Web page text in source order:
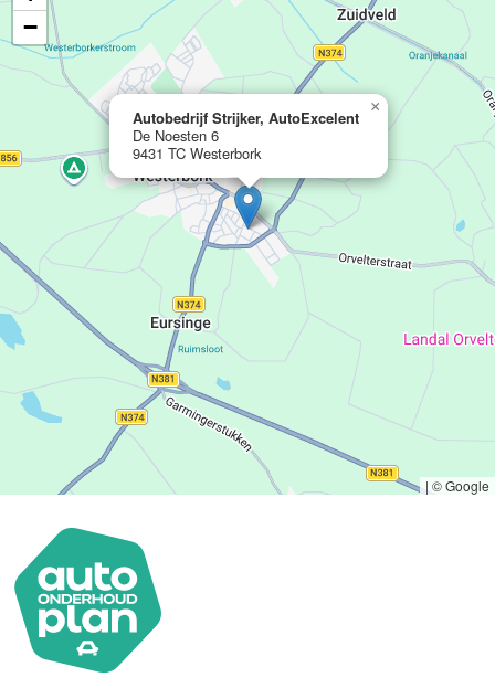
Autobedrijf Strijker, AutoExcelent
De Noesten 6
9431 TC Westerbork
×
−
| © Google